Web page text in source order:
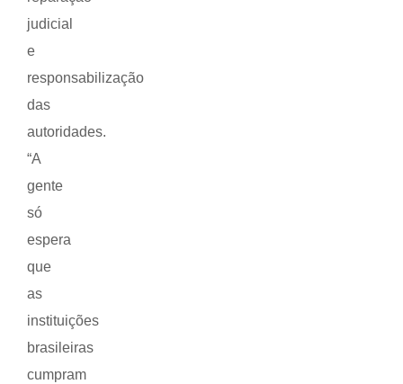
judicial
e
responsabilização
das
autoridades.
“A
gente
só
espera
que
as
instituições
brasileiras
cumpram